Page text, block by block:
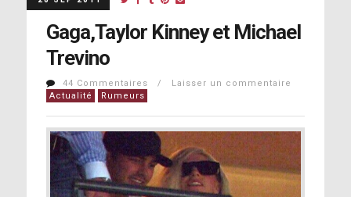
Gaga,Taylor Kinney et Michael
Trevino
44 Commentaires / Laisser un commentaire
Actualité
Rumeurs